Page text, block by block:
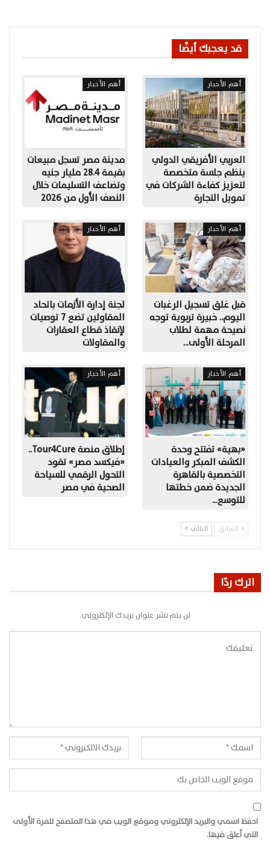
قد يعجبك أيضًا
أهم الأخبار
العربي الأفريقي الدولي
ينظم جلسة متخصصة
لتعزيز كفاءة الشركات في
تمويل التجارة
أهم الأخبار
مدينة مصر تسجل مبيعات
بقيمة 28.4 مليار جنيه
وتضاعف التسليمات خلال
النصف الأول من 2026
أهم الأخبار
قبل غلق تسجيل الرغبات
اليوم.. خبيرة تربوية توجه
نصيحة مهمة لطلاب
المرحلة الأولى…
أهم الأخبار
لجنة إدارة الأزمات باتحاد
المقاولين تضع 7 توصيات
لإنقاذ قطاع العقارات
والمقاولات
أهم الأخبار
«بهية» تفتتح وحدة
الكشف المبكر والعيادات
التخصصية بالقاهرة
الجديدة ضمن خطتها
للتوسع…
أهم الأخبار
إطلاق منصة Tour4Cure..
«فيكسد مصر» تقود
التحول الرقمي للسياحة
الصحية في مصر
السابق التالي
اترك ردًا
لن يتم نشر عنوان بريدك الإلكتروني.
احفظ اسمي والبريد الإلكتروني وموقع الويب في هذا المتصفح للمرة الأولى
التي أعلق فيها.